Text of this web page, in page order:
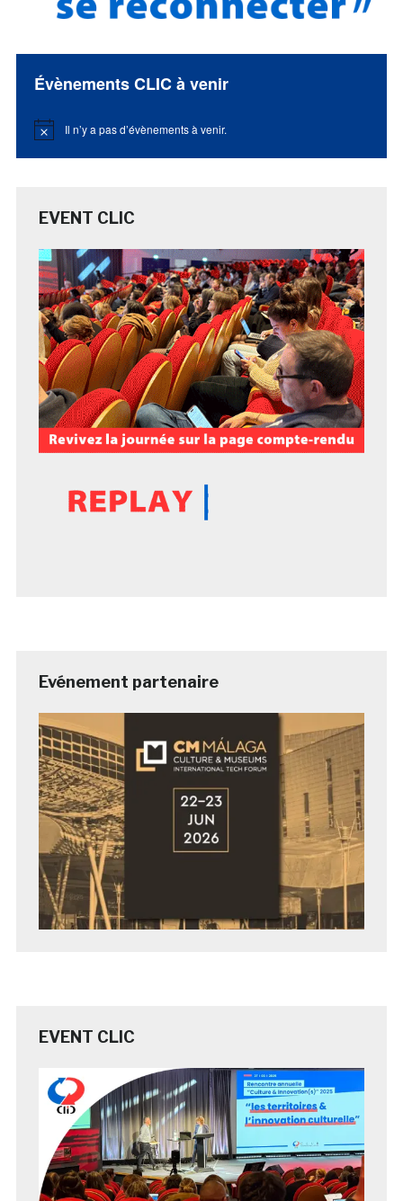
Évènements CLIC à venir
Notice Il n’y a pas d’évènements à venir.
EVENT CLIC
Evénement partenaire
EVENT CLIC